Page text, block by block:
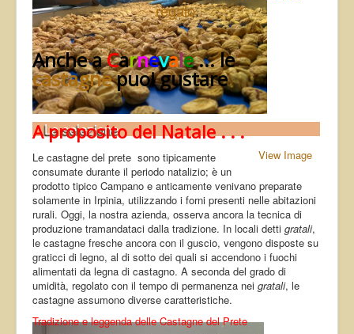
La selezione
View Image
regalo.
Anche aCarnevale... le
castagnepuoi gustare
A proposito del Natale . . .
Le castagne del prete sono tipicamente
consumate durante il periodo natalizio; è un
prodotto tipico Campano e anticamente venivano preparate
solamente in Irpinia, utilizzando i forni presenti nelle abitazioni
rurali. Oggi, la nostra azienda, osserva ancora la tecnica di
produzione tramandataci dalla tradizione. In locali detti gratali,
le castagne fresche ancora con il guscio, vengono disposte su
graticci di legno, al di sotto dei quali si accendono i fuochi
alimentati da legna di castagno. A seconda del grado di
umidità, regolato con il tempo di permanenza nei gratali, le
castagne assumono diverse caratteristiche.
Tradizione e leggenda delle Castagne del Prete